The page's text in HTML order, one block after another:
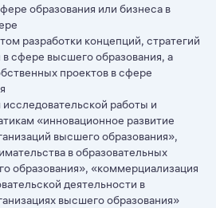
образования или бизнеса в
разработки концепций, стратегий
сфере высшего образования, а
проектов в сфере
работы и
«инновационное развитие
высшего образования»,
в образовательных
образования», «коммерциализация
деятельности в
высшего образования»